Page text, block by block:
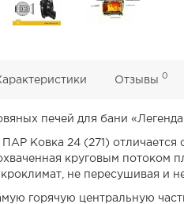
Отзывы 0
печей для бани
Ковка 24 (271) отличается
круговым потоком
не пересушивая и
горячую центральную